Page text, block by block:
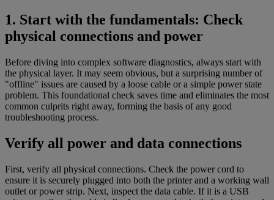
1. Start with the fundamentals: Check
physical connections and power
Before diving into complex software diagnostics, always start with
the physical layer. It may seem obvious, but a surprising number of
"offline" issues are caused by a loose cable or a simple power state
problem. This foundational check saves time and eliminates the most
common culprits right away, forming the basis of any good
troubleshooting process.
Verify all power and data connections
First, verify all physical connections. Check the power cord to
ensure it is securely plugged into both the printer and a working wall
outlet or power strip. Next, inspect the data cable. If it is a USB